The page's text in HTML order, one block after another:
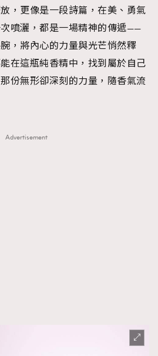
，更像是一段詩篇，在美、勇氣
噴灑，都是一場精神的傳遞——
，將內心的力量與光芒悄然釋
在這瓶純香精中，找到屬於自己
份無形卻深刻的力量，隨香氣流
Advertisement